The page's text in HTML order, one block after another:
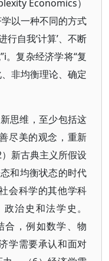
Economics）
以一种不同的方式
自我‘计算’、不断
。复杂经济学将“复
非均衡理论、确定
思维，至少包括这
尽美的观念，重新
新古典主义所假设
和均衡状态的时代
会科学的其他学科
治史和法学史。
合，例如数学、物
学需要承认和面对